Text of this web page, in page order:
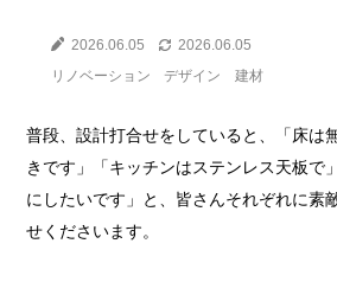
2026.06.05
2026.06.05
リノベーション
デザイン 建材
普段、設計打合せをしていると、「床は
きです」「キッチンはステンレス天板で
にしたいです」と、皆さんそれぞれに素
せくださいます。